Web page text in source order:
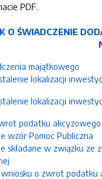
PDF.
O ŚWIADCZENIE
majątkowego
lokalizacji
lokalizacji
podatku
wzór Pomoc Publiczna
składane w związku
wniosku o zwrot